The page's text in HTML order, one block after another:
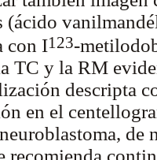
(ácido
con I123-
TC y la RM
descripta
en el
de
recomienda